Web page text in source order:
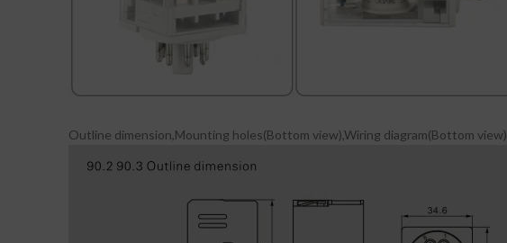
Outline dimension,Mounting holes(Bottom view),Wiring diagram(Bottom view)